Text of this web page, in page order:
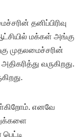
தனிப்பிரிவு
மக்கள் அங்கு
முதலமைச்சரின்
வருகிறது.
எனவே